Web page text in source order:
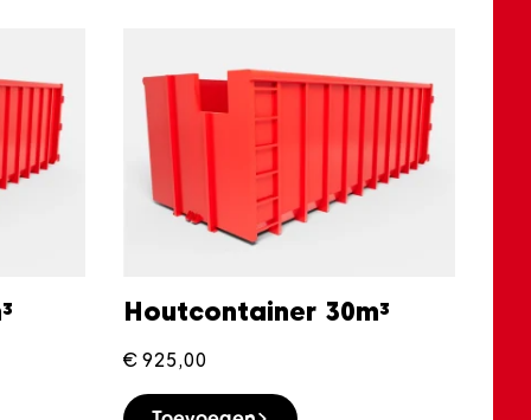
Houtcontainer 30m³
€ 925,00